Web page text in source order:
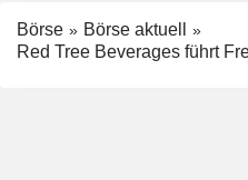
Börse
Börse aktuell
Red Tree Beverages führt